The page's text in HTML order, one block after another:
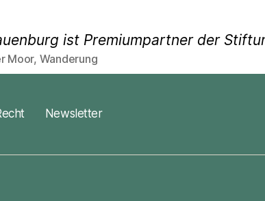
ist Premiumpartner der
Moor, Wanderung
Newsletter